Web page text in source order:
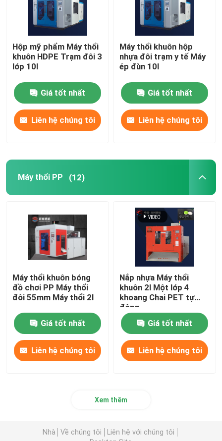
Hộp mỹ phẩm Máy thổi
khuôn HDPE Trạm đôi 3
lớp 10l
Giá tốt nhất
Liên hệ chúng tôi
Máy thổi khuôn hộp
nhựa đôi trạm y tế Máy
ép đùn 10l
Giá tốt nhất
Liên hệ chúng tôi
Máy thổi PP (12)
Máy thổi khuôn bóng
đồ chơi PP Máy thổi
đôi 55mm Máy thổi 2l
Giá tốt nhất
Liên hệ chúng tôi
Nắp nhựa Máy thổi
khuôn 2l Một lớp 4
khoang Chai PET tự
động
Giá tốt nhất
Liên hệ chúng tôi
Xem thêm
Nhà Về chúng tôi
Liên hệ với chúng tôi